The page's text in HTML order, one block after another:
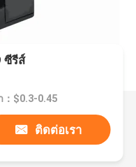
ซีรีส์
：$0.3-0.45
ติดต่อเรา